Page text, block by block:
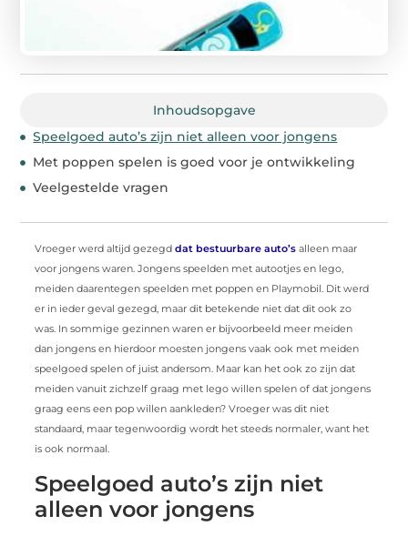
Inhoudsopgave
Speelgoed auto’s zijn niet alleen voor jongens
Met poppen spelen is goed voor je ontwikkeling
Veelgestelde vragen
Vroeger werd altijd gezegd dat bestuurbare auto’salleen maar
voor jongens waren. Jongens speelden met autootjes en lego,
meiden daarentegen speelden met poppen en Playmobil. Dit werd
er in ieder geval gezegd, maar dit betekende niet dat dit ook zo
was. In sommige gezinnen waren er bijvoorbeeld meer meiden
dan jongens en hierdoor moesten jongens vaak ook met meiden
speelgoed spelen of juist andersom. Maar kan het ook zo zijn dat
meiden vanuit zichzelf graag met lego willen spelen of dat jongens
graag eens een pop willen aankleden? Vroeger was dit niet
standaard, maar tegenwoordig wordt het steeds normaler, want het
is ook normaal.
Speelgoed auto’s zijn niet
alleen voor jongens